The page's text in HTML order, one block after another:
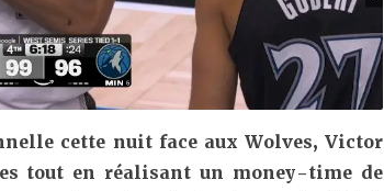
cette nuitface aux Wolves, Victor
tout en réalisant un money-time de